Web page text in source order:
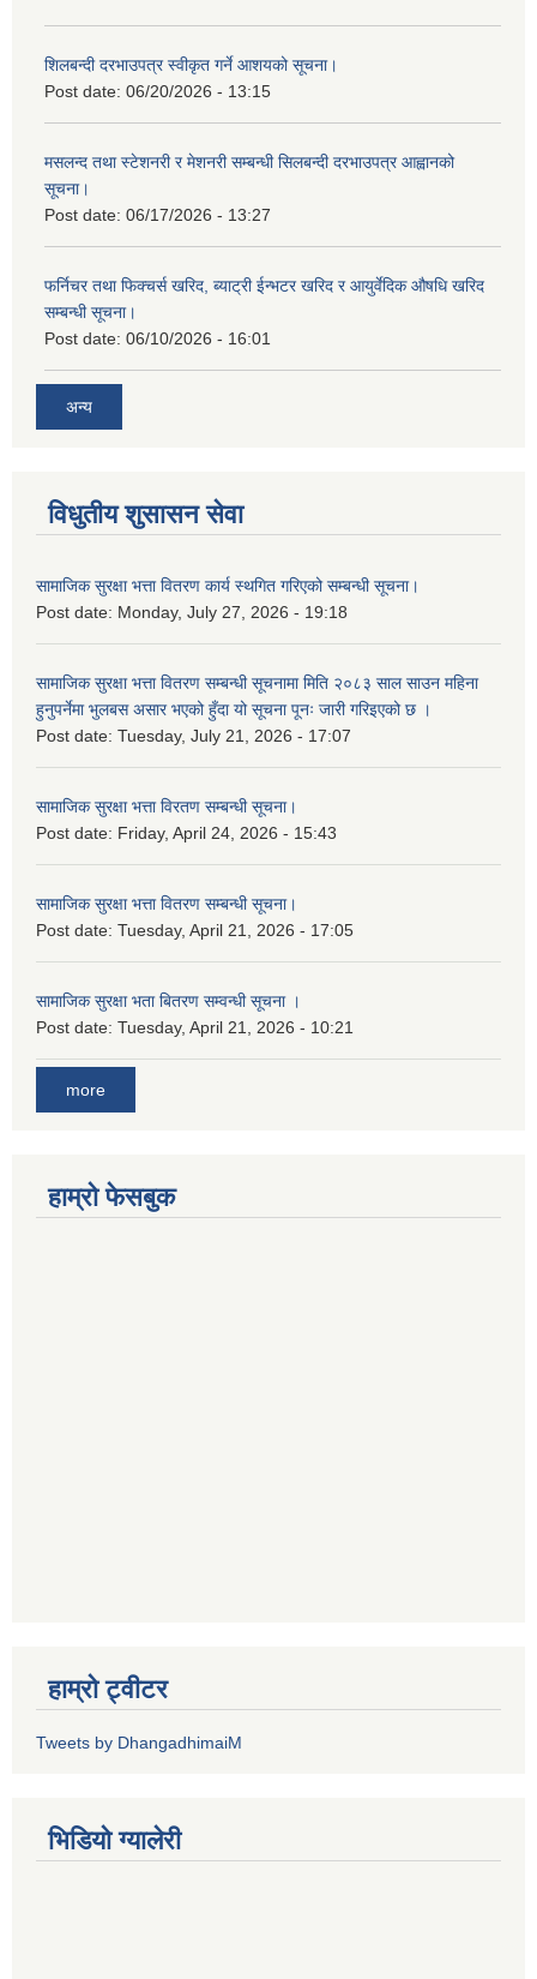
शिलबन्दी दरभाउपत्र स्वीकृत गर्ने आशयको सूचना।
Post date: 06/20/2026 - 13:15
मसलन्द तथा स्टेशनरी र मेशनरी सम्बन्धी सिलबन्दी दरभाउपत्र आह्वानको
सूचना।
Post date: 06/17/2026 - 13:27
फर्निचर तथा फिक्चर्स खरिद, ब्याट‍्री ईन्भटर खरिद र आयुर्वेदिक औषधि खरिद
सम्बन्धी सूचना।
Post date: 06/10/2026 - 16:01
अन्य
विधुतीय शुसासन सेवा
सामाजिक सुरक्षा भत्ता वितरण कार्य स्थगित गरिएको सम्बन्धी सूचना।
Post date: Monday, July 27, 2026 - 19:18
सामाजिक सुरक्षा भत्ता वितरण सम्बन्धी सूचनामा मिति २०८३ साल साउन महिना
हुनुपर्नेमा भुलबस असार भएको हुँदा यो सूचना पूनः जारी गरिइएको छ ।
Post date: Tuesday, July 21, 2026 - 17:07
सामाजिक सुरक्षा भत्ता विरतण सम्बन्धी सूचना।
Post date: Friday, April 24, 2026 - 15:43
सामाजिक सुरक्षा भत्ता वितरण सम्‍बन्धी सूचना।
Post date: Tuesday, April 21, 2026 - 17:05
सामाजिक सुरक्षा भता बितरण सम्वन्धी सूचना ।
Post date: Tuesday, April 21, 2026 - 10:21
more
हाम्रो फेसबुक
हाम्रो ट्वीटर
Tweets by DhangadhimaiM
भिडियाे ग्यालेरी